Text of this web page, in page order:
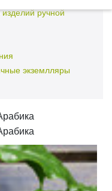
ручной
экземлляры